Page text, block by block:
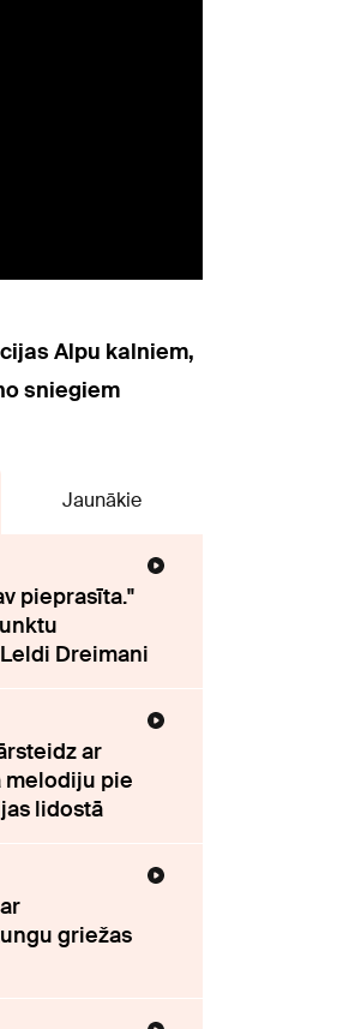
Alpu kalniem,
sniegiem
Jaunākie
pieprasīta."
Dreimani
ar
melodiju pie
lidostā
griežas